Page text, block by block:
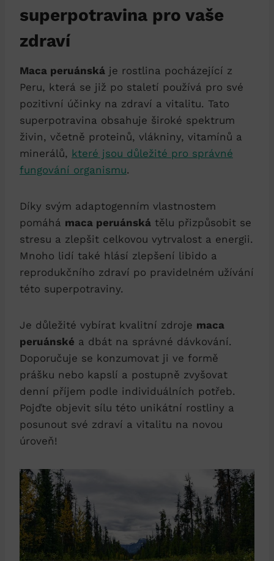
superpotravina pro vaše
zdraví
Maca peruánská je rostlina pocházející z
Peru, která se již po staletí používá pro své
pozitivní účinky na zdraví a vitalitu. Tato
superpotravina obsahuje široké spektrum
živin, včetně proteinů, vlákniny, vitamínů a
minerálů, které jsou důležité pro správné
fungování organismu.
Díky svým adaptogenním vlastnostem
pomáhá maca peruánská tělu přizpůsobit se
stresu a zlepšit celkovou vytrvalost a energii.
Mnoho lidí také hlásí zlepšení libido a
reprodukčního zdraví po pravidelném užívání
této superpotraviny.
Je důležité vybírat kvalitní zdroje maca
peruánské a dbát na správné dávkování.
Doporučuje se konzumovat ji ve formě
prášku nebo kapslí a postupně zvyšovat
denní příjem podle individuálních potřeb.
Pojďte objevit sílu této unikátní rostliny a
posunout své zdraví a vitalitu na novou
úroveň!